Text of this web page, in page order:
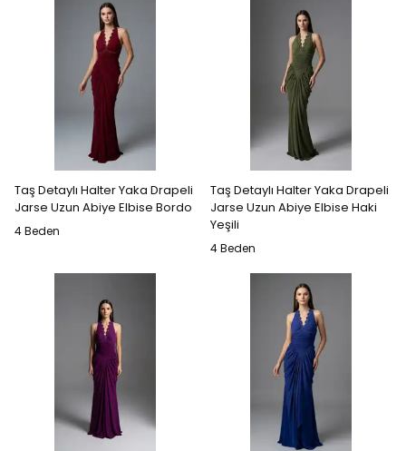
Taş Detaylı Halter Yaka Drapeli
Jarse Uzun Abiye Elbise Bordo
4 Beden
Taş Detaylı Halter Yaka Drapeli
Jarse Uzun Abiye Elbise Haki
Yeşili
4 Beden